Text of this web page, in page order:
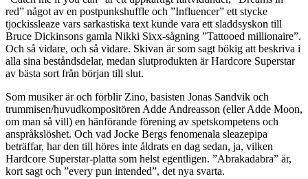
red” något av en postpunkshuffle och ”Influencer” ett stycke
tjockissleaze vars sarkastiska text kunde vara ett sladdsyskon till
Bruce Dickinsons gamla Nikki Sixx-sågning ”Tattooed millionaire”.
Och så vidare, och så vidare. Skivan är som sagt bökig att beskriva i
alla sina beståndsdelar, medan slutprodukten är Hardcore Superstar
av bästa sort från början till slut.
Som musiker är och förblir Zino, basisten Jonas Sandvik och
trummisen/huvudkompositören Adde Andreasson (eller Adde Moon,
om man så vill) en hänförande förening av spetskompetens och
anspråkslöshet. Och vad Jocke Bergs fenomenala sleazepipa
beträffar, har den till höres inte åldrats en dag sedan, ja, vilken
Hardcore Superstar-platta som helst egentligen. ”Abrakadabra” är,
kort sagt och ”every pun intended”, det nya svarta.